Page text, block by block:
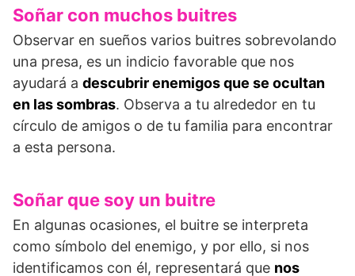
Soñar con muchos buitres
Observar en sueños varios buitres sobrevolando
una presa, es un indicio favorable que nos
ayudará a descubrir enemigos que se ocultan
en las sombras. Observa a tu alrededor en tu
círculo de amigos o de tu familia para encontrar
a esta persona.
Soñar que soy un buitre
En algunas ocasiones, el buitre se interpreta
como símbolo del enemigo, y por ello, si nos
identificamos con él, representará que nos